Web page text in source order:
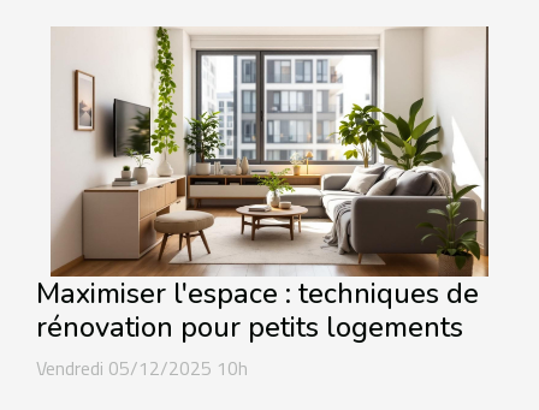
Maximiser l'espace : techniques de
rénovation pour petits logements
Vendredi 05/12/2025 10h